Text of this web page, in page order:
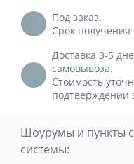
Под заказ.
Срок получения
Доставка 3-5
самовывоза.
Стоимость
подтверждении
Шоурумы и пункты
системы: